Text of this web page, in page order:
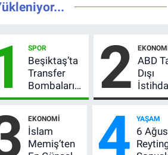
SPOR
Beşiktaş’ta
Transfer
Bombaları
Peş Peşe!
Vlahovic’i
Açıkladı, 5
Yıldız Daha
2 ABD
Dışı
Verisi
Basit
EKONOMI
İslam
Memiş’ten
4 YAŞAM
6